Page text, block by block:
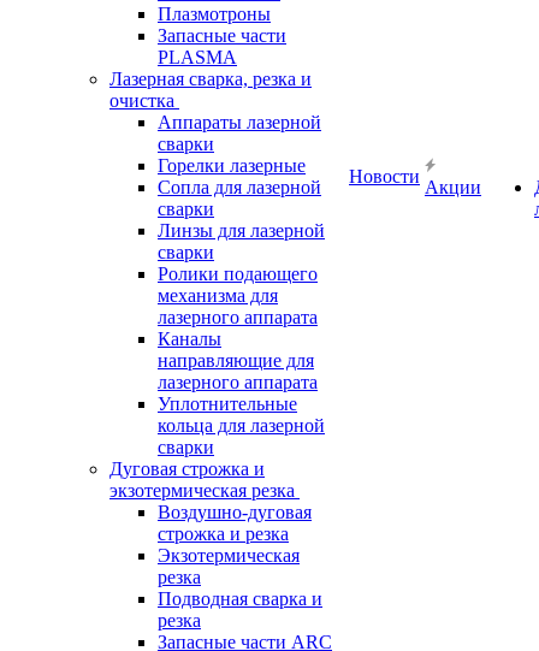
Плазмотроны
Запасные части
PLASMA
Лазерная сварка, резка и
очистка
Аппараты лазерной
сварки
Горелки лазерные
Сопла для лазерной
сварки
Линзы для лазерной
сварки
Ролики подающего
механизма для
лазерного аппарата
Каналы
направляющие для
лазерного аппарата
Уплотнительные
кольца для лазерной
сварки
Дуговая строжка и
экзотермическая резка
Воздушно-дуговая
строжка и резка
Экзотермическая
резка
Подводная сварка и
резка
Запасные части ARC
Новости
Акции